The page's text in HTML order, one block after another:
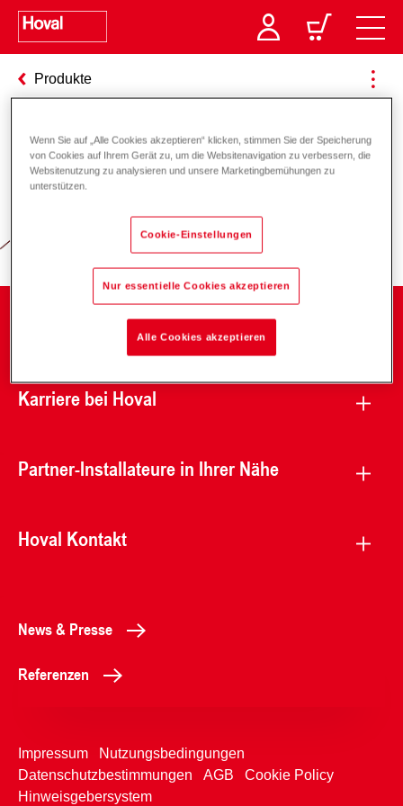
Produkte
Verantwortung für Energie und
Karriere bei Hoval
Partner-Installateure in Ihrer Nähe
Hoval Kontakt
News & Presse
Referenzen
Impressum
Nutzungsbedingungen
Datenschutzbestimmungen
AGB
Cookie Policy
Hinweisgebersystem
Wenn Sie auf „Alle Cookies akzeptieren“ klicken, stimmen Sie der Speicherung
von Cookies auf Ihrem Gerät zu, um die Websitenavigation zu verbessern, die
Websitenutzung zu analysieren und unsere Marketingbemühungen zu
unterstützen.
Cookie-Einstellungen
Nur essentielle Cookies akzeptieren
Alle Cookies akzeptieren